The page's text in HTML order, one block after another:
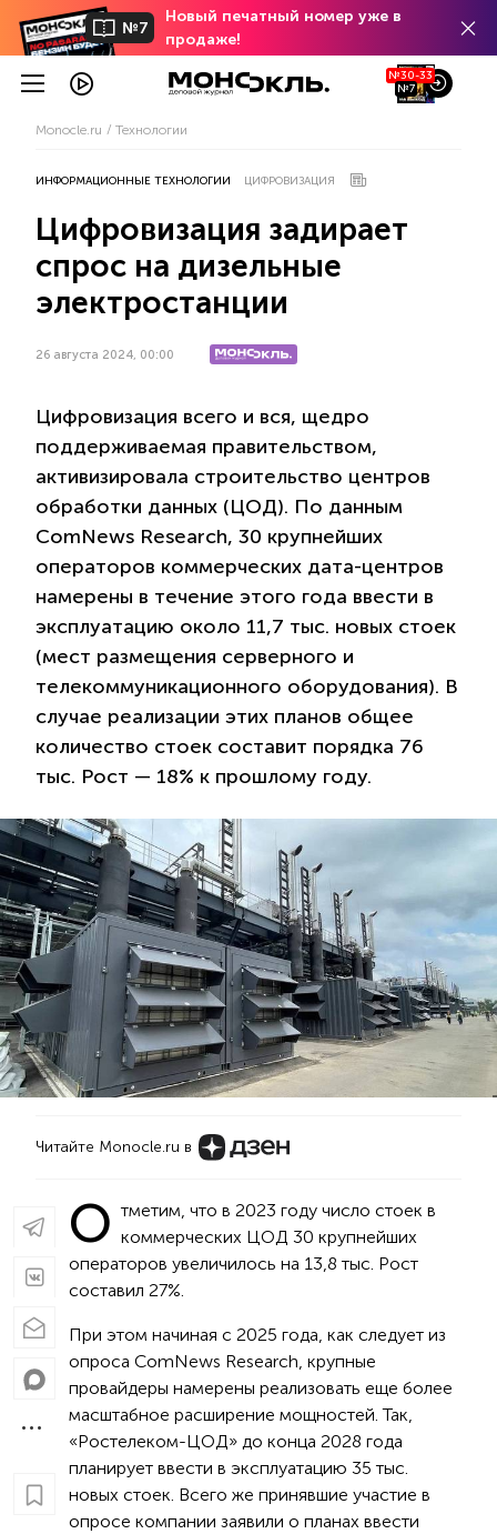
№7
Новый печатный номер уже в
продаже!
№30-33
№7
Monocle.ru Технологии
ИНФОРМАЦИОННЫЕ ТЕХНОЛОГИИ ЦИФРОВИЗАЦИЯ
Цифровизация задирает
спрос на дизельные
электростанции
26 августа 2024, 00:00
Цифровизация всего и вся, щедро
поддерживаемая правительством,
активизировала строительство центров
обработки данных (ЦОД). По данным
ComNews Research, 30 крупнейших
операторов коммерческих дата-центров
намерены в течение этого года ввести в
эксплуатацию около 11,7 тыс. новых стоек
(мест размещения серверного и
телекоммуникационного оборудования). В
случае реализации этих планов общее
количество стоек составит порядка 76
тыс. Рост — 18% к прошлому году.
Читайте Monocle.ru в
О тметим, что в 2023 году число стоек в
коммерческих ЦОД 30 крупнейших
операторов увеличилось на 13,8 тыс. Рост
составил 27%.
При этом начиная с 2025 года, как следует из
опроса ComNews Research, крупные
провайдеры намерены реализовать еще более
масштабное расширение мощностей. Так,
«Ростелеком-ЦОД» до конца 2028 года
планирует ввести в эксплуатацию 35 тыс.
новых стоек. Всего же принявшие участие в
опросе компании заявили о планах ввести